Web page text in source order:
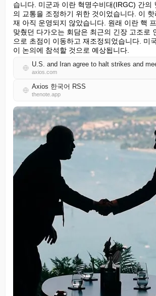
습니다. 미군과 이란 혁명수비대(IRGC) 간의
의 교통을 조정하기 위한 것이었습니다. 이
재 아직 운영되지 않았습니다. 원래 이란 핵
맞췄던 다가오는 회담은 최근의 긴장 고조로
으로 초점이 이동하고 재조정되었습니다. 미
이 논의에 참석할 것으로 예상됩니다.
axios.com
Axios 한국어 RSS
thenote.app